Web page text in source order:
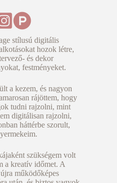
stílusú digitális
hozok létre,
és dekor
festményeket.
a kezem, és nagyon
rájöttem, hogy
tudni rajzolni, mint
digitálisan rajzolni,
háttérbe szorult,
szükségem volt
a kreatív időmet. A
működőképes